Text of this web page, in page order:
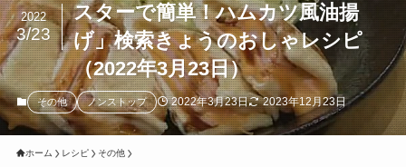
スターで簡単！ハムカツ風油揚
げ」検索きょうのおしゃレシピ
（2022年3月23日）
2022
3/23
その他 ノンストップ 2022年3月23日 2023年12月23日
ホーム レシピ その他